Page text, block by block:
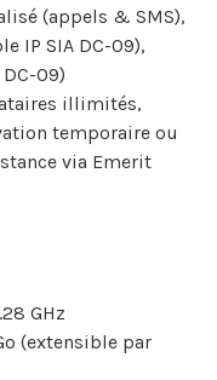
(appels & SMS),
IP SIA DC-09),
09)
illimités,
temporaire ou
via Emerit
GHz
(extensible par